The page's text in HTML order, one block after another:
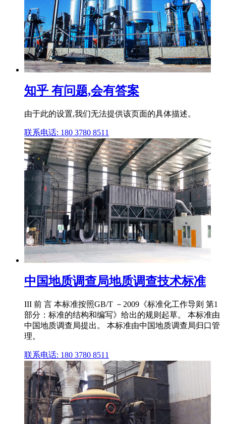
知乎 有问题,会有答案
由于此的设置,我们无法提供该页面的具体描述。
联系电话: 180 3780 8511
中国地质调查局地质调查技术标准
III 前 言 本标准按照GB/T －2009《标准化工作导则 第1
部分：标准的结构和编写》给出的规则起草。 本标准由
中国地质调查局提出。 本标准由中国地质调查局归口管
理。
联系电话: 180 3780 8511